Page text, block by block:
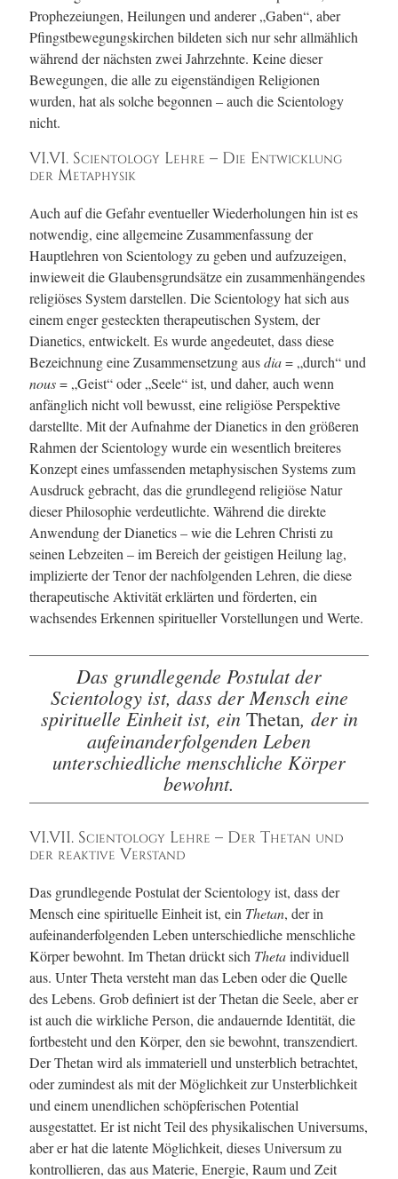
Prophezeiungen, Heilungen und anderer „Gaben“, aber
Pfingstbewegungskirchen bildeten sich nur sehr allmählich
während der nächsten zwei Jahrzehnte. Keine dieser
Bewegungen, die alle zu eigenständigen Religionen
wurden, hat als solche begonnen – auch die Scientology
nicht.
VI.VI. Scientology Lehre – Die Entwicklung
der Metaphysik
Auch auf die Gefahr eventueller Wiederholungen hin ist es
notwendig, eine allgemeine Zusammenfassung der
Hauptlehren von Scientology zu geben und aufzuzeigen,
inwieweit die Glaubensgrundsätze ein zusammenhängendes
religiöses System darstellen. Die Scientology hat sich aus
einem enger gesteckten therapeutischen System, der
Dianetics, entwickelt. Es wurde angedeutet, dass diese
Bezeichnung eine Zusammensetzung ausdia= „durch“ und
nous= „Geist“ oder „Seele“ ist, und daher, auch wenn
anfänglich nicht voll bewusst, eine religiöse Perspektive
darstellte. Mit der Aufnahme der Dianetics in den größeren
Rahmen der Scientology wurde ein wesentlich breiteres
Konzept eines umfassenden metaphysischen Systems zum
Ausdruck gebracht, das die grundlegend religiöse Natur
dieser Philosophie verdeutlichte. Während die direkte
Anwendung der Dianetics – wie die Lehren Christi zu
seinen Lebzeiten – im Bereich der geistigen Heilung lag,
implizierte der Tenor der nachfolgenden Lehren, die diese
therapeutische Aktivität erklärten und förderten, ein
wachsendes Erkennen spiritueller Vorstellungen und Werte.
Das grundlegende Postulat der
Scientology ist, dass der Mensch eine
spirituelle Einheit ist, ein Thetan, der in
aufeinanderfolgenden Leben
unterschiedliche menschliche Körper
bewohnt.
VI.VII. Scientology Lehre – Der Thetan und
der reaktive Verstand
Das grundlegende Postulat der Scientology ist, dass der
Mensch eine spirituelle Einheit ist, ein Thetan, der in
aufeinanderfolgenden Leben unterschiedliche menschliche
Körper bewohnt. Im Thetan drückt sich Thetaindividuell
aus. Unter Theta versteht man das Leben oder die Quelle
des Lebens. Grob definiert ist der Thetan die Seele, aber er
ist auch die wirkliche Person, die andauernde Identität, die
fortbesteht und den Körper, den sie bewohnt, transzendiert.
Der Thetan wird als immateriell und unsterblich betrachtet,
oder zumindest als mit der Möglichkeit zur Unsterblichkeit
und einem unendlichen schöpferischen Potential
ausgestattet. Er ist nicht Teil des physikalischen Universums,
aber er hat die latente Möglichkeit, dieses Universum zu
kontrollieren, das aus Materie, Energie, Raum und Zeit